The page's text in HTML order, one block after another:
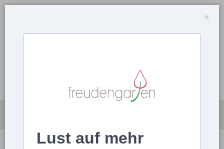
Lust auf mehr